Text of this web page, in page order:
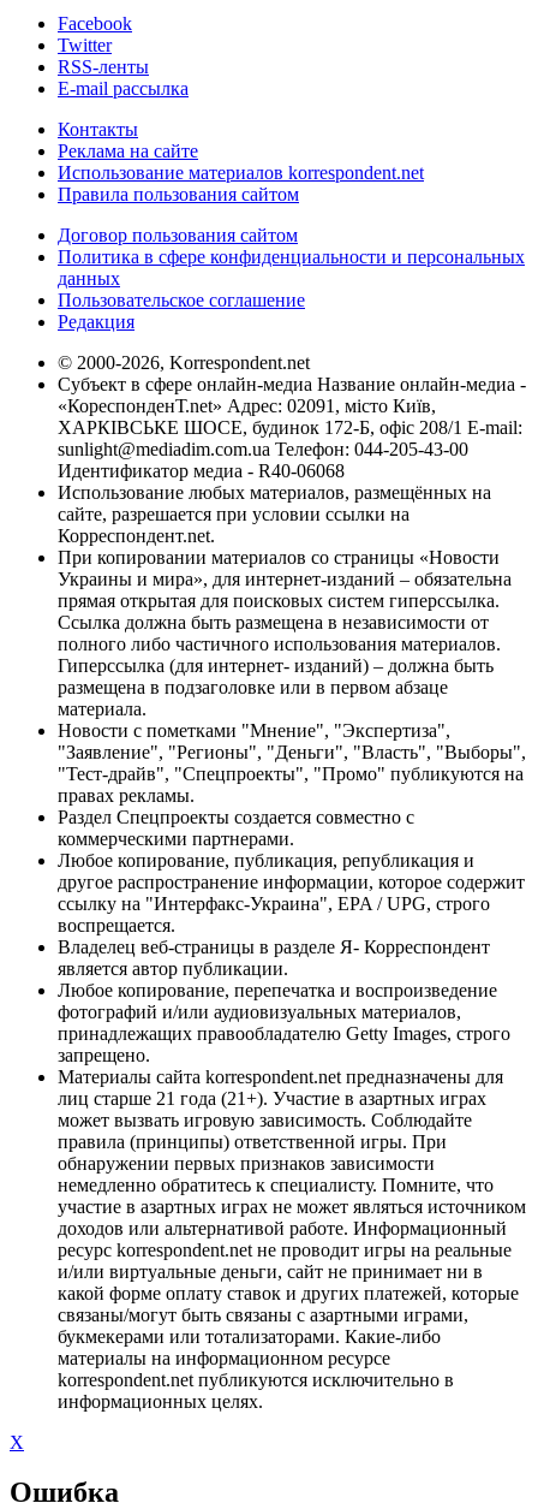
Facebook
Twitter
RSS-ленты
E-mail рассылка
Контакты
Реклама на сайте
Использование материалов korrespondent.net
Правила пользования сайтом
Договор пользования сайтом
Политика в сфере конфиденциальности и персональных
данных
Пользовательское соглашение
Редакция
© 2000-2026, Korrespondent.net
Субъект в сфере онлайн-медиа Название онлайн-медиа -
«КореспонденТ.net» Адрес: 02091, місто Київ,
ХАРКІВСЬКЕ ШОСЕ, будинок 172-Б, офіс 208/1 E-mail:
sunlight@mediadim.com.ua Телефон: 044-205-43-00
Идентификатор медиа - R40-06068
Использование любых материалов, размещённых на
сайте, разрешается при условии ссылки на
Корреспондент.net.
При копировании материалов со страницы «Новости
Украины и мира», для интернет-изданий – обязательна
прямая открытая для поисковых систем гиперссылка.
Ссылка должна быть размещена в независимости от
полного либо частичного использования материалов.
Гиперссылка (для интернет- изданий) – должна быть
размещена в подзаголовке или в первом абзаце
материала.
Новости с пометками "Мнение", "Экспертиза",
"Заявление", "Регионы", "Деньги", "Власть", "Выборы",
"Тест-драйв", "Спецпроекты", "Промо" публикуются на
правах рекламы.
Раздел Спецпроекты создается совместно с
коммерческими партнерами.
Любое копирование, публикация, републикация и
другое распространение информации, которое содержит
ссылку на "Интерфакс-Украина", EPA / UPG, строго
воспрещается.
Владелец веб-страницы в разделе Я- Корреспондент
является автор публикации.
Любое копирование, перепечатка и воспроизведение
фотографий и/или аудиовизуальных материалов,
принадлежащих правообладателю Getty Images, строго
запрещено.
Материалы сайта korrespondent.net предназначены для
лиц старше 21 года (21+). Участие в азартных играх
может вызвать игровую зависимость. Соблюдайте
правила (принципы) ответственной игры. При
обнаружении первых признаков зависимости
немедленно обратитесь к специалисту. Помните, что
участие в азартных играх не может являться источником
доходов или альтернативой работе. Информационный
ресурс korrespondent.net не проводит игры на реальные
и/или виртуальные деньги, сайт не принимает ни в
какой форме оплату ставок и других платежей, которые
связаны/могут быть связаны с азартными играми,
букмекерами или тотализаторами. Какие-либо
материалы на информационном ресурсе
korrespondent.net публикуются исключительно в
информационных целях.
X
Ошибка